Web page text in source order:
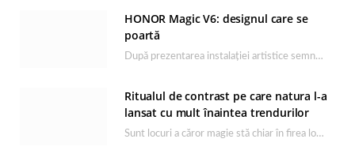
HONOR Magic V6: designul care se
poartă
După prezentarea instalației artistice semnată de Catrinel Săbăciag în cadrul evenimentului de lansare HONOR Magic…
Ritualul de contrast pe care natura l-a
lansat cu mult înaintea trendurilor
Sunt locuri a căror magie stă chiar în firea lor naturală, iar Lacul Ursu din…